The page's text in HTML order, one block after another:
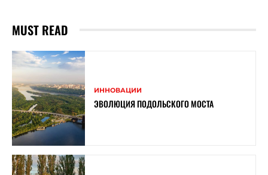
MUST READ
ИННОВАЦИИ
ЭВОЛЮЦИЯ ПОДОЛЬСКОГО МОСТА